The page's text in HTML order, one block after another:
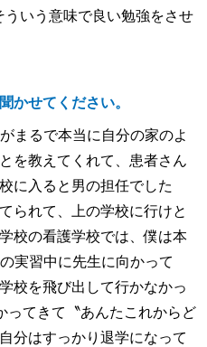
いう意味で良い勉強をさせ
せてください。
まるで本当に自分の家のよ
を教えてくれて、患者さん
に入ると男の担任でした
られて、上の学校に行けと
校の看護学校では、僕は本
実習中に先生に向かって
校を飛び出して行かなかっ
ってきて〝あんたこれからど
分はすっかり退学になって